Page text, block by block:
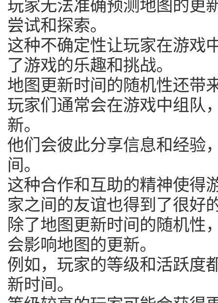
玩家无法准确预测地图的更
尝试和探索。
这种不确定性让玩家在游戏
了游戏的乐趣和挑战。
地图更新时间的随机性还带
玩家们通常会在游戏中组队
新。
他们会彼此分享信息和经验
间。
这种合作和互助的精神使得
家之间的友谊也得到了很好
除了地图更新时间的随机性
会影响地图的更新。
例如，玩家的等级和活跃度
新时间。